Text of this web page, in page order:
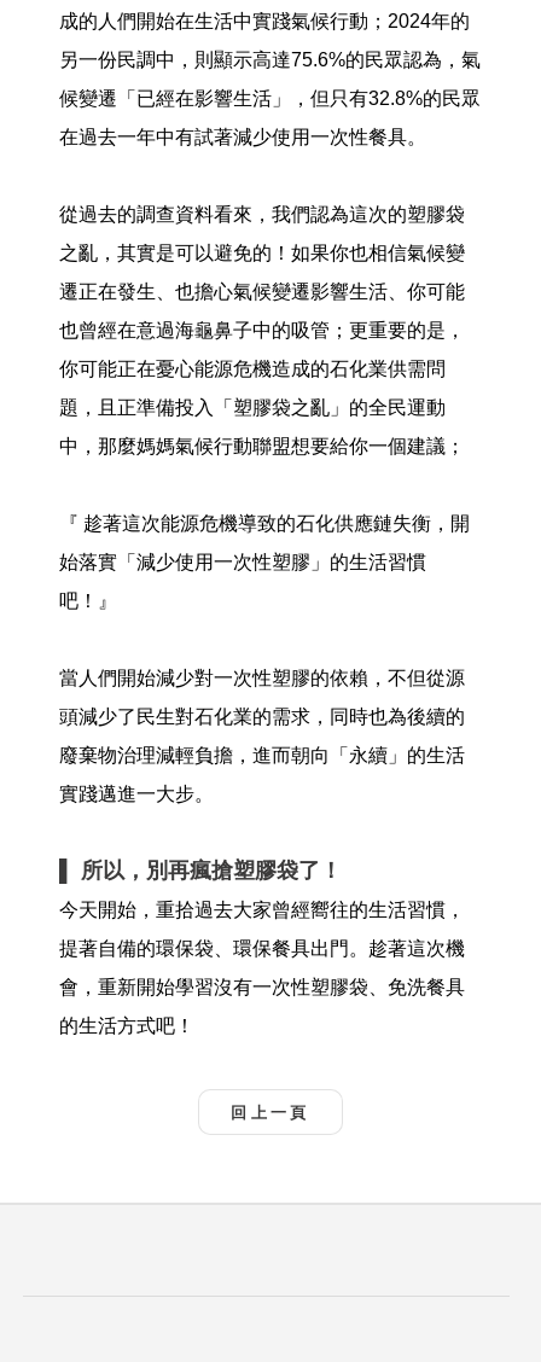
成的人們開始在生活中實踐氣候行動；2024年的
另一份民調中，則顯示高達75.6%的民眾認為，氣
候變遷「已經在影響生活」，但只有32.8%的民眾
在過去一年中有試著減少使用一次性餐具。
從過去的調查資料看來，我們認為這次的塑膠袋
之亂，其實是可以避免的！如果你也相信氣候變
遷正在發生、也擔心氣候變遷影響生活、你可能
也曾經在意過海龜鼻子中的吸管；更重要的是，
你可能正在憂心能源危機造成的石化業供需問
題，且正準備投入「塑膠袋之亂」的全民運動
中，那麼媽媽氣候行動聯盟想要給你一個建議；
『 趁著這次能源危機導致的石化供應鏈失衡，開
始落實「減少使用一次性塑膠」的生活習慣
吧！』
當人們開始減少對一次性塑膠的依賴，不但從源
頭減少了民生對石化業的需求，同時也為後續的
廢棄物治理減輕負擔，進而朝向「永續」的生活
實踐邁進一大步。
▌ 所以，別再瘋搶塑膠袋了！
今天開始，重拾過去大家曾經嚮往的生活習慣，
提著自備的環保袋、環保餐具出門。趁著這次機
會，重新開始學習沒有一次性塑膠袋、免洗餐具
的生活方式吧！